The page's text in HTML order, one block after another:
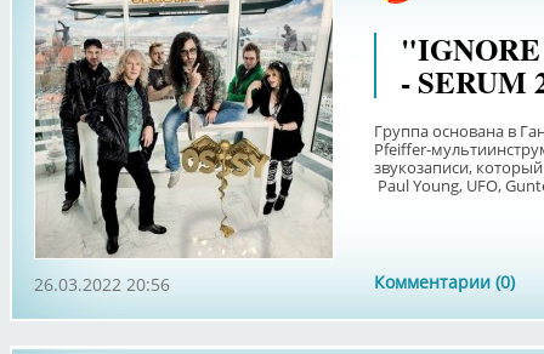
- SERUM
Группа основана в
Pfeiffer-
звукозаписи,
Paul Young, UFO,
Комментарии (0)
26.03.2022 20:56